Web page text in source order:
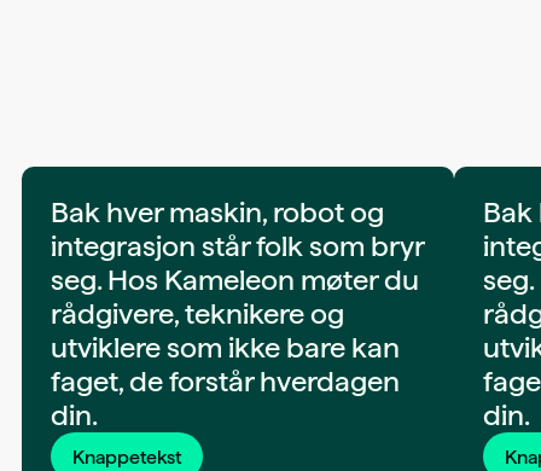
Bak hver maskin, robot og
integrasjon står folk som bryr
seg. Hos Kameleon møter du
rådgivere, teknikere og
utviklere som ikke bare kan
faget, de forstår hverdagen
din.
Knappetekst
Bak
din.